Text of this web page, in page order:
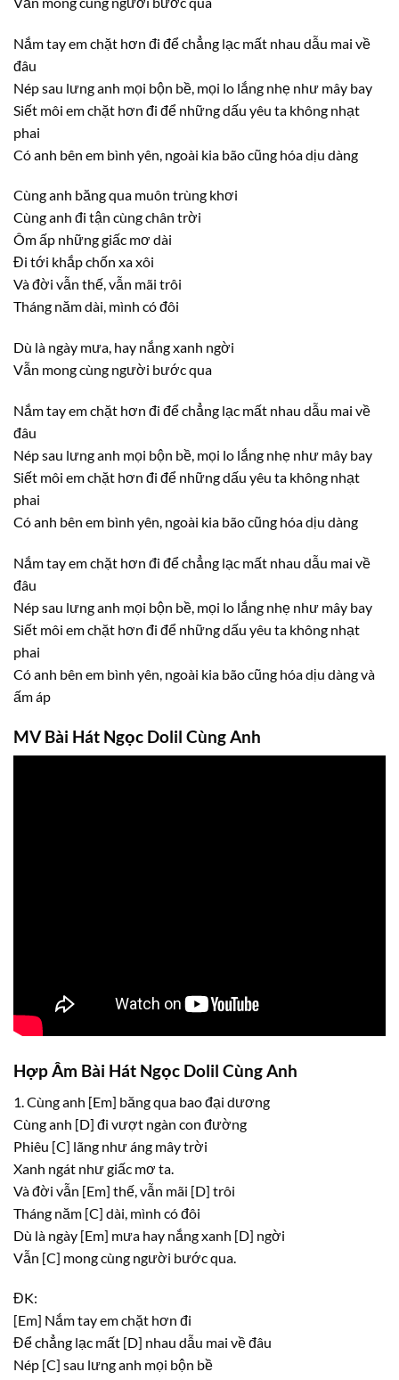
Nắm tay em chặt hơn đi để chẳng lạc mất nhau dẫu mai về
đâu
Nép sau lưng anh mọi bộn bề, mọi lo lắng nhẹ như mây bay
Siết môi em chặt hơn đi để những dấu yêu ta không nhạt
phai
Có anh bên em bình yên, ngoài kia bão cũng hóa dịu dàng
Cùng anh băng qua muôn trùng khơi
Cùng anh đi tận cùng chân trời
Ôm ấp những giấc mơ dài
Đi tới khắp chốn xa xôi
Và đời vẫn thế, vẫn mãi trôi
Tháng năm dài, mình có đôi
Dù là ngày mưa, hay nắng xanh ngời
Vẫn mong cùng người bước qua
Nắm tay em chặt hơn đi để chẳng lạc mất nhau dẫu mai về
đâu
Nép sau lưng anh mọi bộn bề, mọi lo lắng nhẹ như mây bay
Siết môi em chặt hơn đi để những dấu yêu ta không nhạt
phai
Có anh bên em bình yên, ngoài kia bão cũng hóa dịu dàng
Nắm tay em chặt hơn đi để chẳng lạc mất nhau dẫu mai về
đâu
Nép sau lưng anh mọi bộn bề, mọi lo lắng nhẹ như mây bay
Siết môi em chặt hơn đi để những dấu yêu ta không nhạt
phai
Có anh bên em bình yên, ngoài kia bão cũng hóa dịu dàng và
ấm áp
MV Bài Hát Ngọc Dolil Cùng Anh
Hợp Âm Bài Hát Ngọc Dolil Cùng Anh
1. Cùng anh [Em] băng qua bao đại dương
Cùng anh [D] đi vượt ngàn con đường
Phiêu [C] lãng như áng mây trời
Xanh ngát như giấc mơ ta.
Và đời vẫn [Em] thế, vẫn mãi [D] trôi
Tháng năm [C] dài, mình có đôi
Dù là ngày [Em] mưa hay nắng xanh [D] ngời
Vẫn [C] mong cùng người bước qua.
ĐK:
[Em] Nắm tay em chặt hơn đi
Để chẳng lạc mất [D] nhau dẫu mai về đâu
Nép [C] sau lưng anh mọi bộn bề